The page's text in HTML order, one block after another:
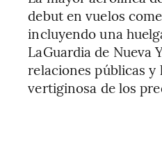
debut en vuelos
incluyendo una
LaGuardia de Nueva
relaciones públicas y
vertiginosa de los